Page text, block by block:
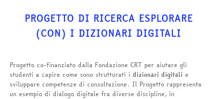
PROGETTO DI RICERCA ESPLORARE
(CON) I DIZIONARI DIGITALI
Progetto co-finanziato dalla Fondazione CRT per aiutare gli
studenti a capire come sono strutturati i dizionari digitali e
sviluppare competenze di consultazione. Il Progetto rappresenta
un esempio di dialogo digitale fra diverse discipline, in